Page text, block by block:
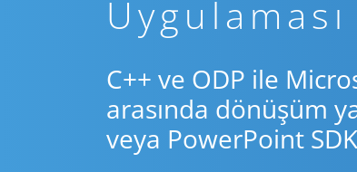
Uygulaması
C++ ve ODP ile
arasında dönüşüm
veya PowerPoint